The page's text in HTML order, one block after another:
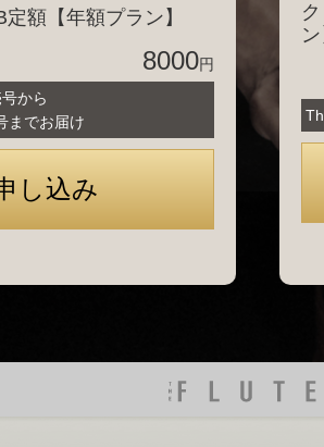
額【年額プラン】
8000円
から
でお届け
ン